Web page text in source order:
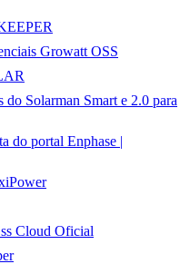
Growatt OSS
do Solarman Smart e 2.0 para
do portal Enphase |
Cloud Oficial